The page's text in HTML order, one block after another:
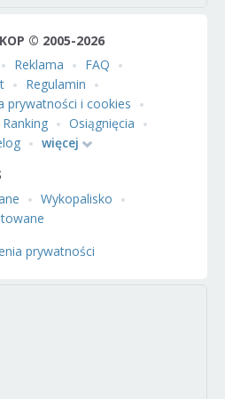
© 2005-2026
Reklama
FAQ
Regulamin
prywatności i cookies
Ranking
Osiągnięcia
więcej
Wykopalisko
prywatności